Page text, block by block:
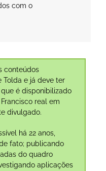
com o
conteúdos
Tolda e já deve ter
é disponibilizado
real em
divulgado.
há 22 anos,
fato; publicando
do quadro
aplicações